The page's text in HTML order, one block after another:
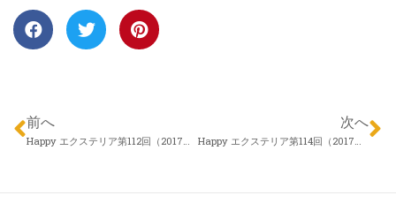
前へ
Happy エクステリア第112回（2017年11月30日）エクスランド四季 近藤慎一さん「エクステリアは誰に相談すればいいの？」
次へ
Happy エクステリア第114回（2017年12月14日）アイザックデザイン メリーガーデン 征矢野涼さん「最近のエクステリアのトレンド」